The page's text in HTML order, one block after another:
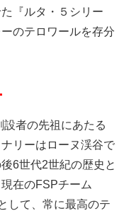
『ルタ・５シリー
のテロワールを存分
者の先祖にあたる
リーはローヌ渓谷で
6世代2世紀の歴史と
在のFSPチーム
して、常に最高のテ